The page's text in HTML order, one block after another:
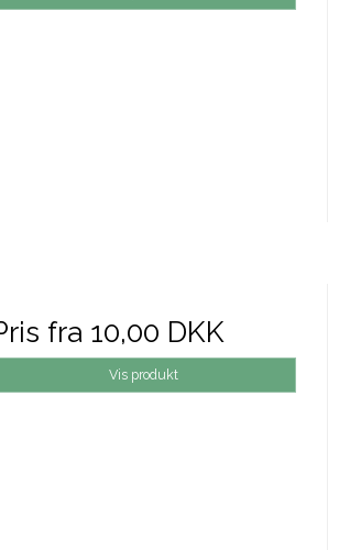
fra 10,00 DKK
Vis produkt